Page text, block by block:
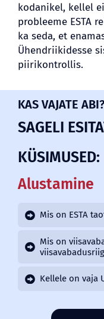
kodanikel, kellel
probleeme ESTA
ka seda, et
Ühendriikidesse
piirikontrollis.
KAS VAJATE
SAGELI
KÜSIMUSED:
Alustamine
Mis on ESTA
Mis on
Kellele on vaja